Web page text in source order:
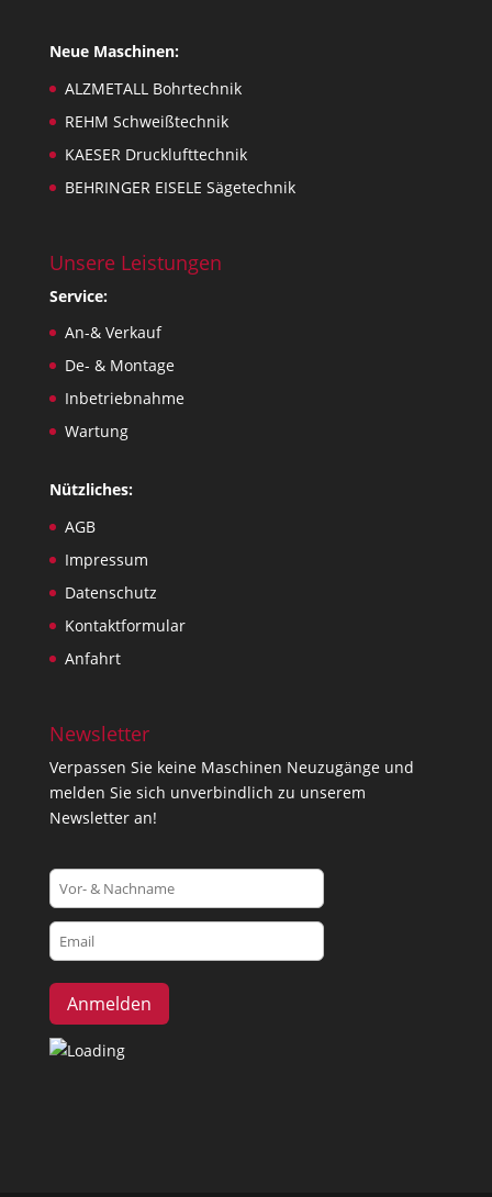
Neue Maschinen:
ALZMETALL Bohrtechnik
REHM Schweißtechnik
KAESER Drucklufttechnik
BEHRINGER EISELE Sägetechnik
Unsere Leistungen
Service:
An-& Verkauf
De- & Montage
Inbetriebnahme
Wartung
Nützliches:
AGB
Impressum
Datenschutz
Kontaktformular
Anfahrt
Newsletter
Verpassen Sie keine Maschinen Neuzugänge und
melden Sie sich unverbindlich zu unserem
Newsletter an!